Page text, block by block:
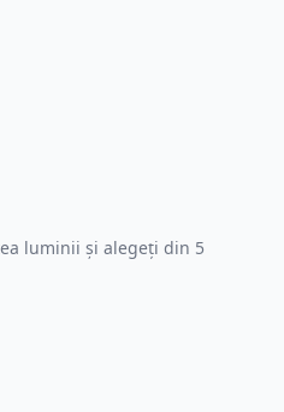
luminii și alegeți din 5